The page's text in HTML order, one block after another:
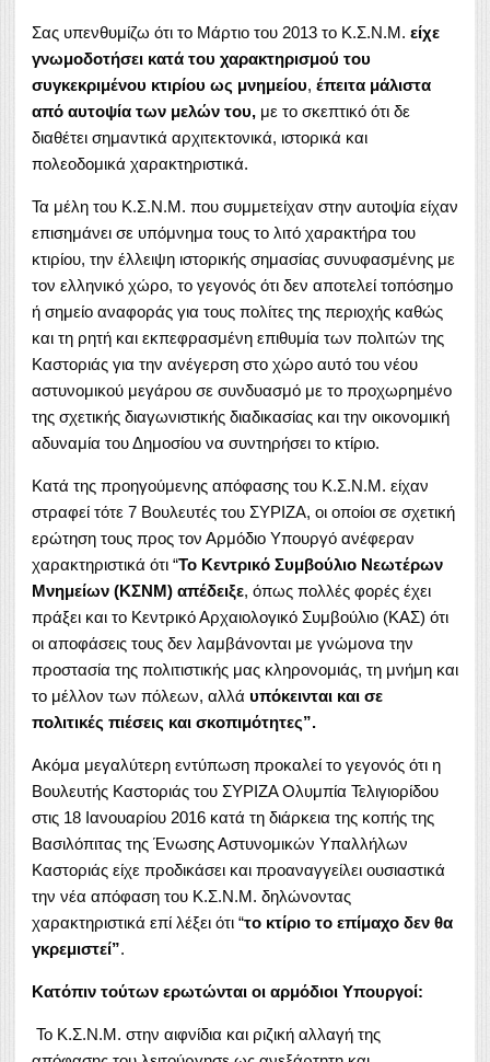
Σας υπενθυμίζω ότι το Μάρτιο του 2013 το Κ.Σ.Ν.Μ. είχε
γνωμοδοτήσει κατά του χαρακτηρισμού του
συγκεκριμένου κτιρίου ως μνημείου, έπειτα μάλιστα
από αυτοψία των μελών του, με το σκεπτικό ότι δε
διαθέτει σημαντικά αρχιτεκτονικά, ιστορικά και
πολεοδομικά χαρακτηριστικά.
Τα μέλη του Κ.Σ.Ν.Μ. που συμμετείχαν στην αυτοψία είχαν
επισημάνει σε υπόμνημα τους το λιτό χαρακτήρα του
κτιρίου, την έλλειψη ιστορικής σημασίας συνυφασμένης με
τον ελληνικό χώρο, το γεγονός ότι δεν αποτελεί τοπόσημο
ή σημείο αναφοράς για τους πολίτες της περιοχής καθώς
και τη ρητή και εκπεφρασμένη επιθυμία των πολιτών της
Καστοριάς για την ανέγερση στο χώρο αυτό του νέου
αστυνομικού μεγάρου σε συνδυασμό με το προχωρημένο
της σχετικής διαγωνιστικής διαδικασίας και την οικονομική
αδυναμία του Δημοσίου να συντηρήσει το κτίριο.
Κατά της προηγούμενης απόφασης του Κ.Σ.Ν.Μ. είχαν
στραφεί τότε 7 Βουλευτές του ΣΥΡΙΖΑ, οι οποίοι σε σχετική
ερώτηση τους προς τον Αρμόδιο Υπουργό ανέφεραν
χαρακτηριστικά ότι “Το Κεντρικό Συμβούλιο Νεωτέρων
Μνημείων (ΚΣΝΜ) απέδειξε, όπως πολλές φορές έχει
πράξει και το Κεντρικό Αρχαιολογικό Συμβούλιο (ΚΑΣ) ότι
οι αποφάσεις τους δεν λαμβάνονται με γνώμονα την
προστασία της πολιτιστικής μας κληρονομιάς, τη μνήμη και
το μέλλον των πόλεων, αλλά υπόκεινται και σε
πολιτικές πιέσεις και σκοπιμότητες”.
Ακόμα μεγαλύτερη εντύπωση προκαλεί το γεγονός ότι η
Βουλευτής Καστοριάς του ΣΥΡΙΖΑ Ολυμπία Τελιγιορίδου
στις 18 Ιανουαρίου 2016 κατά τη διάρκεια της κοπής της
Βασιλόπιτας της Ένωσης Αστυνομικών Υπαλλήλων
Καστοριάς είχε προδικάσει και προαναγγείλει ουσιαστικά
την νέα απόφαση του Κ.Σ.Ν.Μ. δηλώνοντας
χαρακτηριστικά επί λέξει ότι “το κτίριο το επίμαχο δεν θα
γκρεμιστεί”.
Κατόπιν τούτων ερωτώνται οι αρμόδιοι Υπουργοί:
Το Κ.Σ.Ν.Μ. στην αιφνίδια και ριζική αλλαγή της